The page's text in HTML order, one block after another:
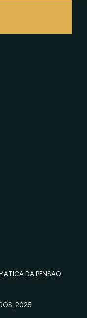
DA PENSÃO
2025